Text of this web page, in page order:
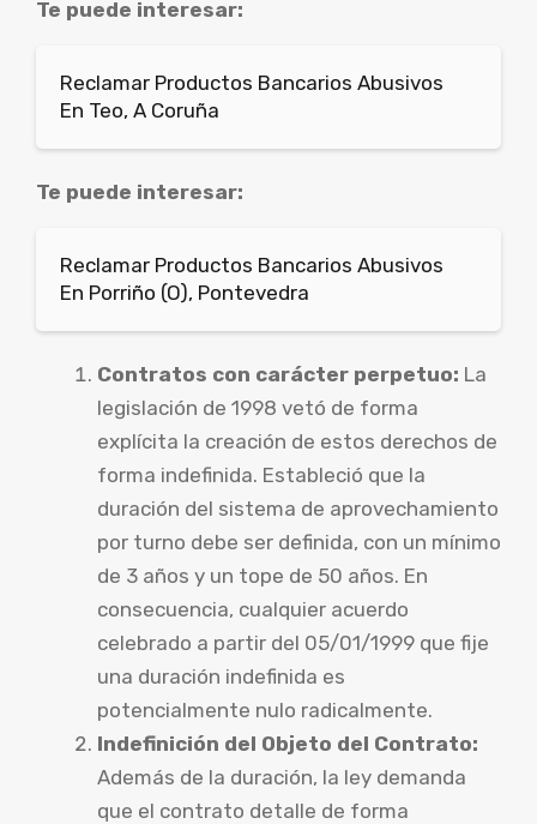
Te puede interesar:
Reclamar Productos Bancarios Abusivos
En Teo, A Coruña
Te puede interesar:
Reclamar Productos Bancarios Abusivos
En Porriño (O), Pontevedra
Contratos con carácter perpetuo: La
legislación de 1998 vetó de forma
explícita la creación de estos derechos de
forma indefinida. Estableció que la
duración del sistema de aprovechamiento
por turno debe ser definida, con un mínimo
de 3 años y un tope de 50 años. En
consecuencia, cualquier acuerdo
celebrado a partir del 05/01/1999 que fije
una duración indefinida es
potencialmente nulo radicalmente.
Indefinición del Objeto del Contrato:
Además de la duración, la ley demanda
que el contrato detalle de forma